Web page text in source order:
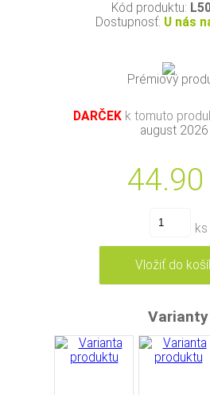
Kód produktu:
Dostupnosť: U nás
Prémiový
DARČEK k tomuto
august 2026
44.90
ks
Varianty